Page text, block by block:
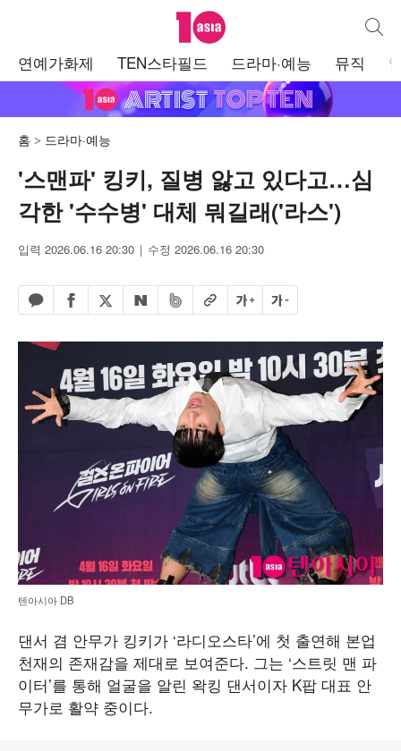
텐아시아 통합
연예가화제 TEN스타필드 드라마·예능 뮤직
홈 드라마·예능
'스맨파' 킹키, 질병 앓고 있다고…심
각한 '수수병' 대체 뭐길래('라스')
입력 2026.06.16 20:30 수정 2026.06.16 20:30
카카오톡 공유하기
페이스북 공유하기
엑스 공유하기
네이버 공유하기
밴드 공유하기
URL복사글자 크게글자 작게
텐아시아 DB
댄서 겸 안무가 킹키가 ‘라디오스타’에 첫 출연해 본업
천재의 존재감을 제대로 보여준다. 그는 ‘스트릿 맨 파
이터’를 통해 얼굴을 알린 왁킹 댄서이자 K팝 대표 안
무가로 활약 중이다.